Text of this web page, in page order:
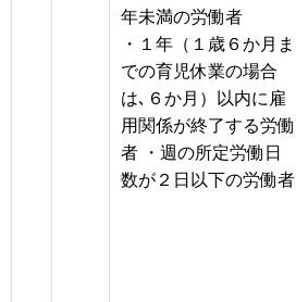
年未満の労働者
・１年（１歳６か月ま
での育児休業の場合
は､６か月）以内に雇
用関係が終了する労働
者 ・週の所定労働日
数が２日以下の労働者